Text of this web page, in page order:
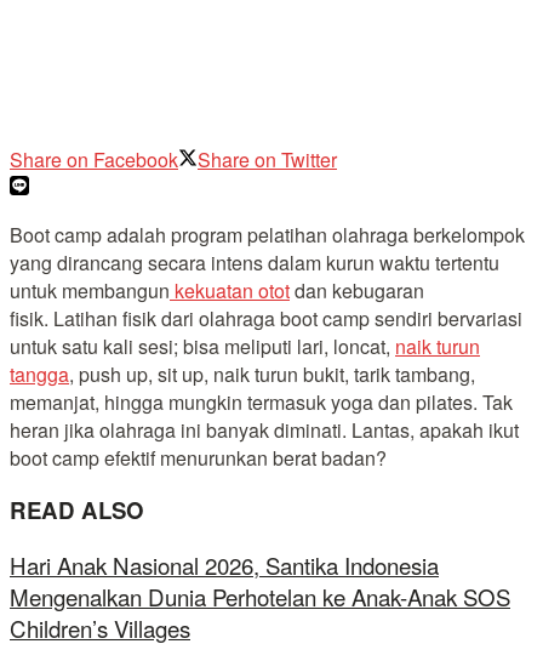
Share on Facebook Share on Twitter
Boot camp adalah program pelatihan olahraga berkelompok
yang dirancang secara intens dalam kurun waktu tertentu
untuk membangun kekuatan ototdan kebugaran
fisik. Latihan fisik dari olahraga boot camp sendiri bervariasi
untuk satu kali sesi; bisa meliputi lari, loncat, naik turun
tangga, push up, sit up, naik turun bukit, tarik tambang,
memanjat, hingga mungkin termasuk yoga dan pilates. Tak
heran jika olahraga ini banyak diminati. Lantas, apakah ikut
boot camp efektif menurunkan berat badan?
READ ALSO
Hari Anak Nasional 2026, Santika Indonesia
Mengenalkan Dunia Perhotelan ke Anak-Anak SOS
Children’s Villages